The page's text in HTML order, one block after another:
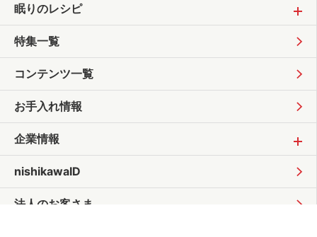
眠りのレシピ
特集一覧
コンテンツ一覧
お手入れ情報
企業情報
nishikawaID
法人のお客さま